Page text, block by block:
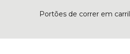
Portões de correr em carril